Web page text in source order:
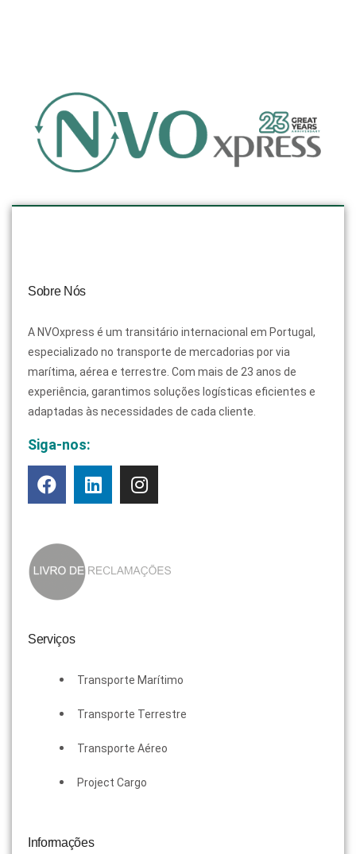
Sobre Nós
A NVOxpress é um transitário internacional em Portugal,
especializado no transporte de mercadorias por via
marítima, aérea e terrestre. Com mais de 23 anos de
experiência, garantimos soluções logísticas eficientes e
adaptadas às necessidades de cada cliente.
Siga-nos:
Serviços
Transporte Marítimo
Transporte Terrestre
Transporte Aéreo
Project Cargo
Informações